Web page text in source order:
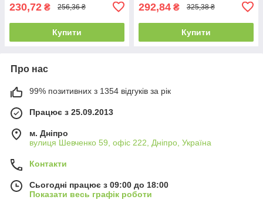
230,72 ₴ 256,36 ₴
Купити
292,84 ₴ 325,38 ₴
Купити
Про нас
99% позитивних з 1354 відгуків за рік
Працює з 25.09.2013
м. Дніпро
вулиця Шевченко 59, офіс 222, Дніпро, Україна
Контакти
Сьогодні працює з 09:00 до 18:00
Показати весь графік роботи